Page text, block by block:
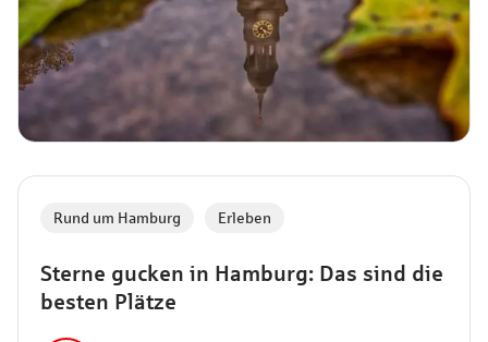
Sterne gucken in Hamburg: Das sind die
besten Plätze
Rund um Hamburg Erleben